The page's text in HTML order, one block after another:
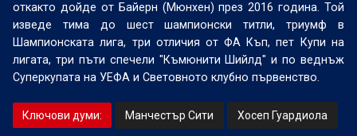
откакто дойде от Байерн (Мюнхен) през 2016 година. Той
изведе тима до шест шампионски титли, триумф в
Шампионската лига, три отличия от ФА Къп, пет Купи на
лигата, три пъти спечели "Къмюнити Шийлд" и по веднъж
Суперкупата на УЕФА и Световното клубно първенство.
Ключови думи: Манчестър Сити Хосеп Гуардиола